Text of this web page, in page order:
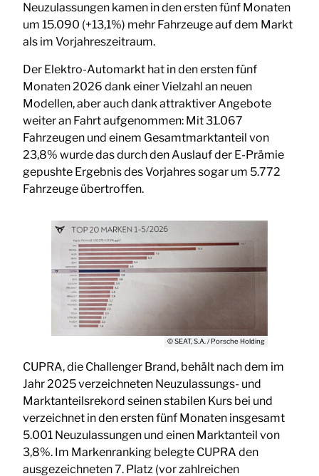
Neuzulassungen kamen in den ersten fünf Monaten
um 15.090 (+13,1%) mehr Fahrzeuge auf dem Markt
als im Vorjahreszeitraum.
Der Elektro-Automarkt hat in den ersten fünf
Monaten 2026 dank einer Vielzahl an neuen
Modellen, aber auch dank attraktiver Angebote
weiter an Fahrt aufgenommen: Mit 31.067
Fahrzeugen und einem Gesamtmarktanteil von
23,8% wurde das durch den Auslauf der E-Prämie
gepushte Ergebnis des Vorjahres sogar um 5.772
Fahrzeuge übertroffen.
© SEAT, S.A. / Porsche Holding
CUPRA, die Challenger Brand, behält nach dem im
Jahr 2025 verzeichneten Neuzulassungs- und
Marktanteilsrekord seinen stabilen Kurs bei und
verzeichnet in den ersten fünf Monaten insgesamt
5.001 Neuzulassungen und einen Marktanteil von
3,8%. Im Markenranking belegte CUPRA den
ausgezeichneten 7. Platz (vor zahlreichen